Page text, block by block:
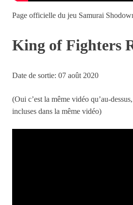
Page officielle du jeu Samurai
King of Fighters
Date de sortie: 07 août 2020
(Oui c’est la même vidéo qu’au-
incluses dans la même vidéo)